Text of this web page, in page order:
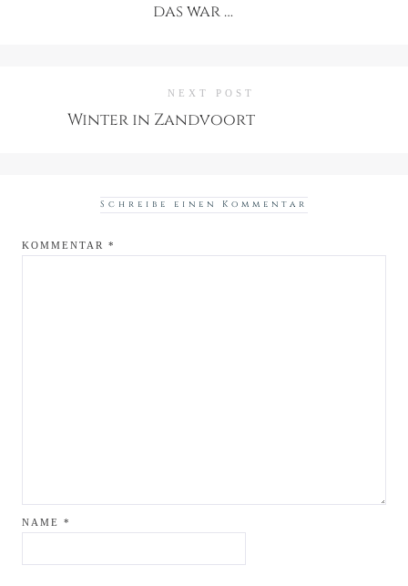
das war …
NEXT POST
Winter in Zandvoort
Schreibe einen Kommentar
KOMMENTAR *
NAME *